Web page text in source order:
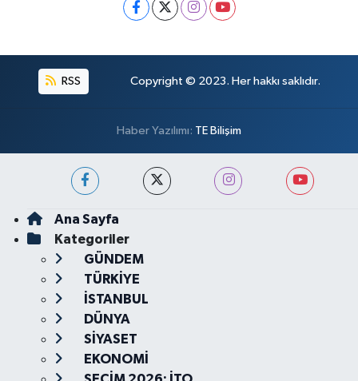
RSS Copyright © 2023. Her hakkı saklıdır.
Haber Yazılımı: TE Bilişim
Ana Sayfa
Kategoriler
GÜNDEM
TÜRKİYE
İSTANBUL
DÜNYA
SİYASET
EKONOMİ